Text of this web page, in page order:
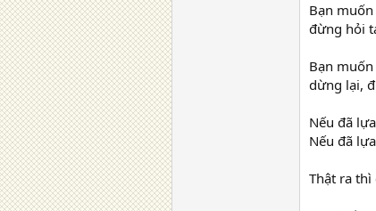
Bạn
đừng hỏi
Bạn
dừng lại,
Nếu đã
Nếu đã
Thật ra thì